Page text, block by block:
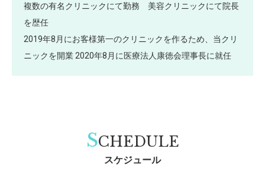
複数の有名クリニックにて勤務 美容クリニックにて院長
を歴任
2019年8月にお客様第一のクリニックを作るため、当クリ
ニックを開業 2020年8月に医療法人康徳会理事長に就任
SCHEDULE
スケジュール